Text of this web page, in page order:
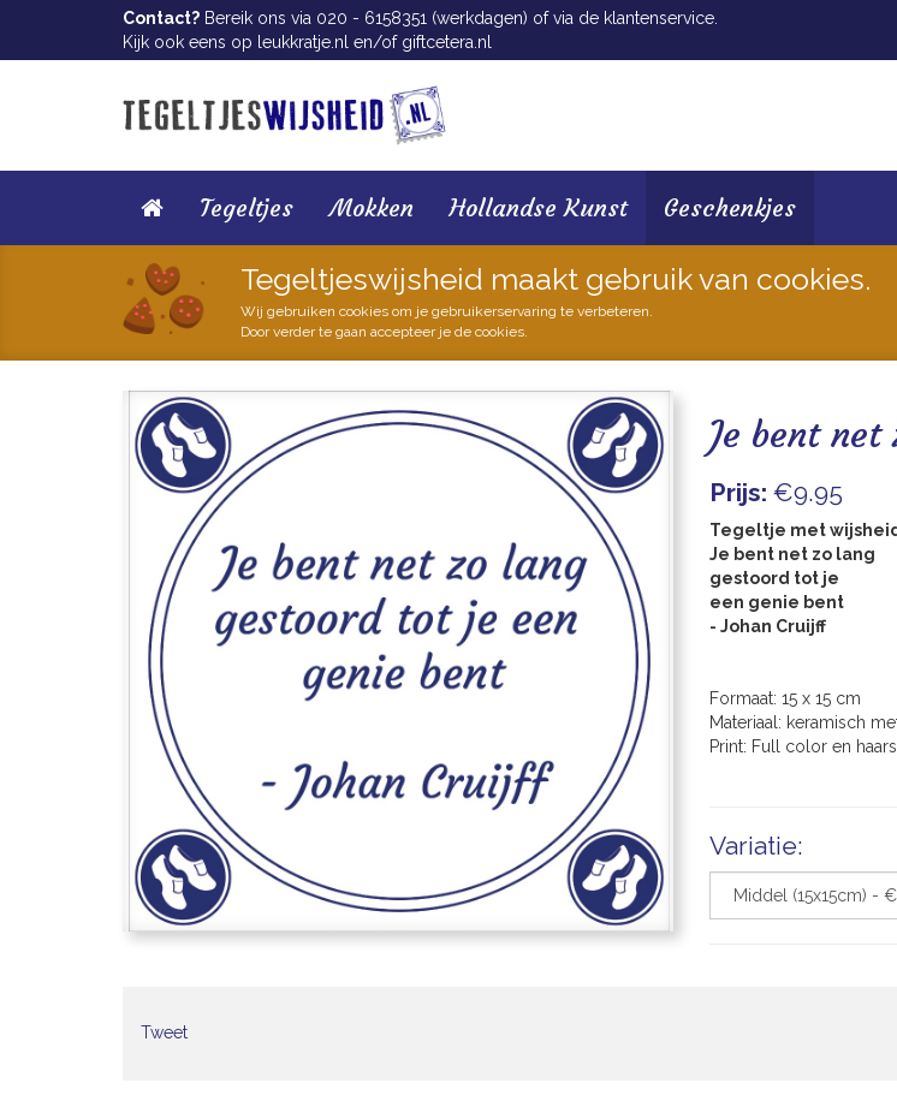
Contact? Bereik ons via 020 - 6158351 (werkdagen) of via de klantenservice.
Kijk ook eens op leukkratje.nl en/of giftcetera.nl
Tegeltjes Mokken Hollandse Kunst Geschenkjes
Tegeltjeswijsheid maakt gebruik van cookies.
Wij gebruiken cookies om je gebruikerservaring te verbeteren.
Door verder te gaan accepteer je de cookies.
Je bent net
Prijs: €9.95
Tegeltje met
Je bent net zo lang
gestoord tot je
een genie bent
- Johan Cruijff
Formaat: 15 x 15 cm
Materiaal: keramisch
Print: Full color en
Variatie:
Tweet